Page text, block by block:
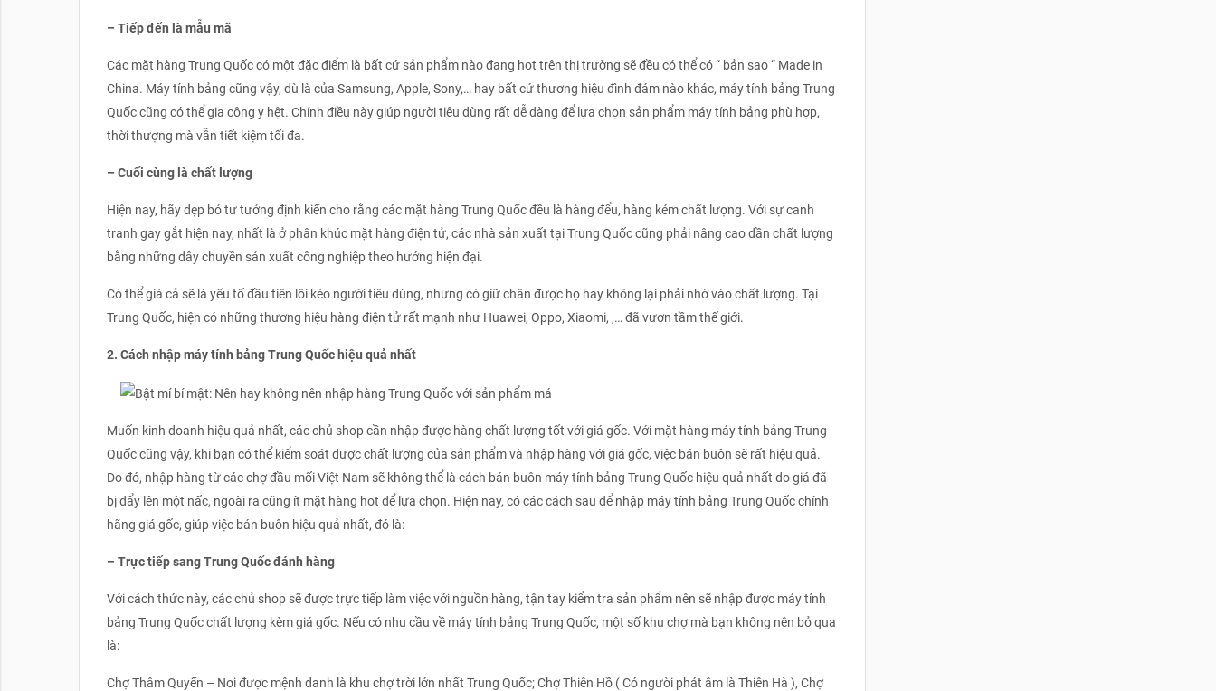
– Tiếp đến là mẫu mã
Các mặt hàng Trung Quốc có một đặc điểm là bất cứ sản phẩm nào đang hot trên thị trường sẽ đều có thể có “ bản sao “ Made in
China. Máy tính bảng cũng vậy, dù là của Samsung, Apple, Sony,… hay bất cứ thương hiệu đình đám nào khác, máy tính bảng Trung
Quốc cũng có thể gia công y hệt. Chính điều này giúp người tiêu dùng rất dễ dàng để lựa chọn sản phẩm máy tính bảng phù hợp,
thời thượng mà vẫn tiết kiệm tối đa.
– Cuối cùng là chất lượng
Hiện nay, hãy dẹp bỏ tư tưởng định kiến cho rằng các mặt hàng Trung Quốc đều là hàng đểu, hàng kém chất lượng. Với sự canh
tranh gay gắt hiện nay, nhất là ở phân khúc mặt hàng điện tử, các nhà sản xuất tại Trung Quốc cũng phải nâng cao dần chất lượng
bằng những dây chuyền sản xuất công nghiệp theo hướng hiện đại.
Có thể giá cả sẽ là yếu tố đầu tiên lôi kéo người tiêu dùng, nhưng có giữ chân được họ hay không lại phải nhờ vào chất lượng. Tại
Trung Quốc, hiện có những thương hiệu hàng điện tử rất mạnh như Huawei, Oppo, Xiaomi, ,… đã vươn tầm thế giới.
2. Cách nhập máy tính bảng Trung Quốc hiệu quả nhất
Muốn kinh doanh hiệu quả nhất, các chủ shop cần nhập được hàng chất lượng tốt với giá gốc. Với mặt hàng máy tính bảng Trung
Quốc cũng vậy, khi bạn có thể kiểm soát được chất lượng của sản phẩm và nhập hàng với giá gốc, việc bán buôn sẽ rất hiệu quả.
Do đó, nhập hàng từ các chợ đầu mối Việt Nam sẽ không thể là cách bán buôn máy tính bảng Trung Quốc hiệu quả nhất do giá đã
bị đẩy lên một nấc, ngoài ra cũng ít mặt hàng hot để lựa chọn. Hiện nay, có các cách sau để nhập máy tính bảng Trung Quốc chính
hãng giá gốc, giúp việc bán buôn hiệu quả nhất, đó là:
– Trực tiếp sang Trung Quốc đánh hàng
Với cách thức này, các chủ shop sẽ được trực tiếp làm việc với nguồn hàng, tận tay kiểm tra sản phẩm nên sẽ nhập được máy tính
bảng Trung Quốc chất lượng kèm giá gốc. Nếu có nhu cầu về máy tính bảng Trung Quốc, một số khu chợ mà bạn không nên bỏ qua
là:
Chợ Thâm Quyến – Nơi được mệnh danh là khu chợ trời lớn nhất Trung Quốc; Chợ Thiên Hồ ( Có người phát âm là Thiên Hà ), Chợ